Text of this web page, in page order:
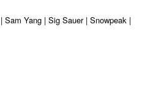
Yang | Sig Sauer | Snowpeak | Umarex |